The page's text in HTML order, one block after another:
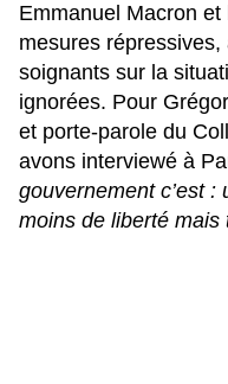
Emmanuel Macron
mesures
soignants sur la
ignorées. Pour
et porte-parole du
avons interviewé à
gouvernement c’est :
moins de liberté mais